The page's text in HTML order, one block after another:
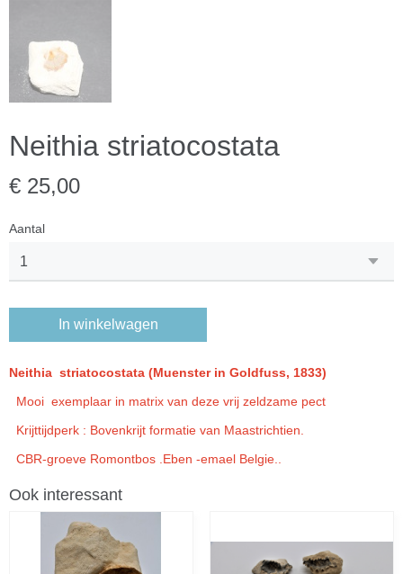
Neithia striatocostata
€ 25,00
Aantal
In winkelwagen
Neithia striatocostata (Muenster in Goldfuss, 1833)
Mooi exemplaar in matrix van deze vrij zeldzame pect
Krijttijdperk : Bovenkrijt formatie van Maastrichtien.
CBR-groeve Romontbos .Eben -emael Belgie..
Ook interessant